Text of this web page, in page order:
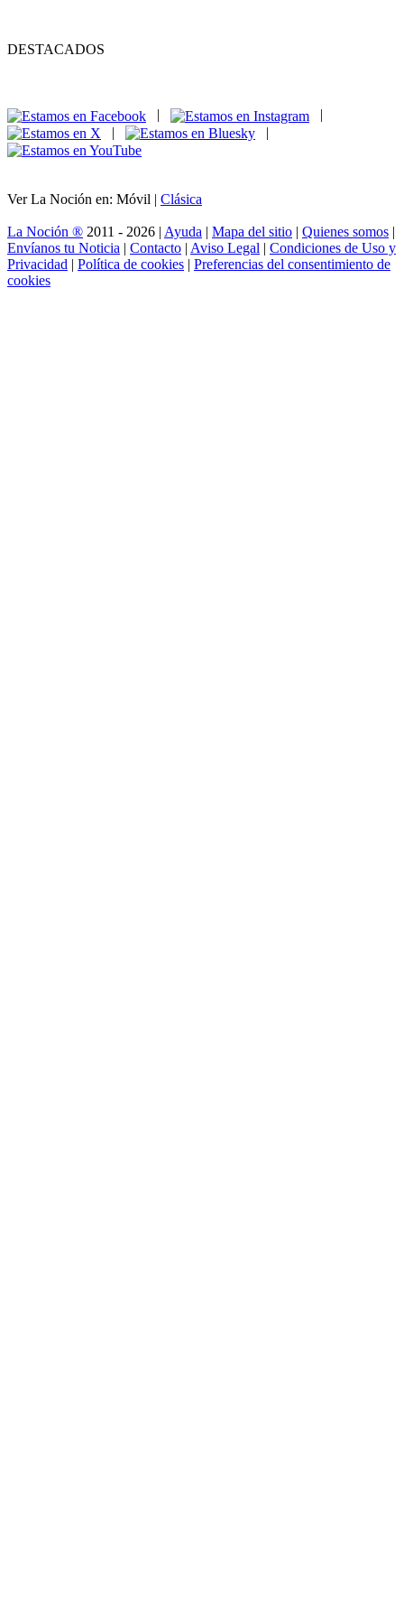
DESTACADOS
|
|
Ver La Noción en: Móvil | Clásica
La Noción ® 2011 - 2026 | Ayuda | Mapa del sitio | Quienes somos |
Envíanos tu Noticia | Contacto | Aviso Legal | Condiciones de Uso y
Privacidad | Política de cookies | Preferencias del consentimiento de
cookies